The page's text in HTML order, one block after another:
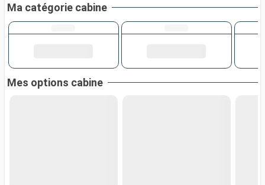
Ma catégorie cabine
Mes options cabine